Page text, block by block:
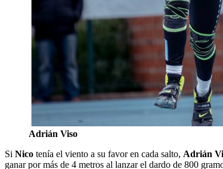
Adrián Viso
Si Nico tenía el viento a su favor en cada salto, Adrián
ganar por más de 4 metros al lanzar el dardo de 800